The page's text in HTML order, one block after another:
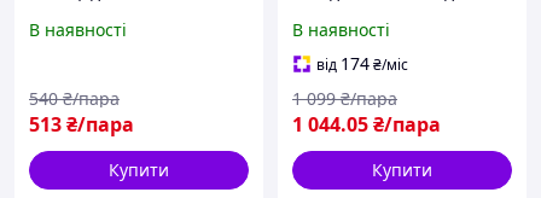
65-135 см ENERGIA TY-
В наявності
513₴/пара
540 ₴/пара
Купити
8009
В наявності
від 174₴/міс
1 044.05₴/пара
1 099 ₴/пара
Купити